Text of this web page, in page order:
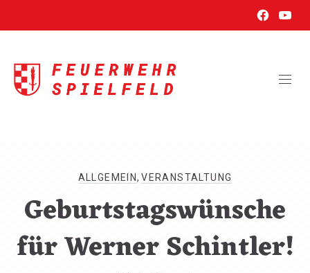
New New
ALLGEMEIN,VERANSTALTUNG
Geburtstagswünsche
für Werner Schintler!